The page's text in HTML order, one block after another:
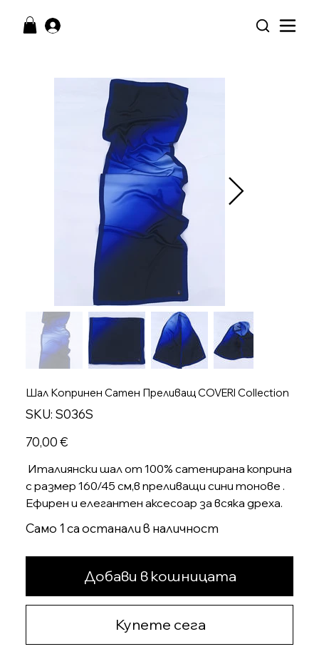
Шал Копринен Сатен Преливащ COVERI Collection
SKU: SKU
S036S
S036S
Цена
70,00 €
Италиянски шал от 100% сатенирана коприна
с размер 160/45 см,в преливащи сини тонове .
Ефирен и елегантен аксесоар за всяка дреха.
Само 1 са останали в наличност
Добави в кошницата
Купете сега